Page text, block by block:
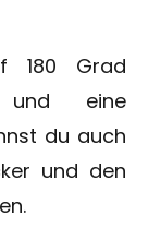
180 Grad
und eine
du auch
und den